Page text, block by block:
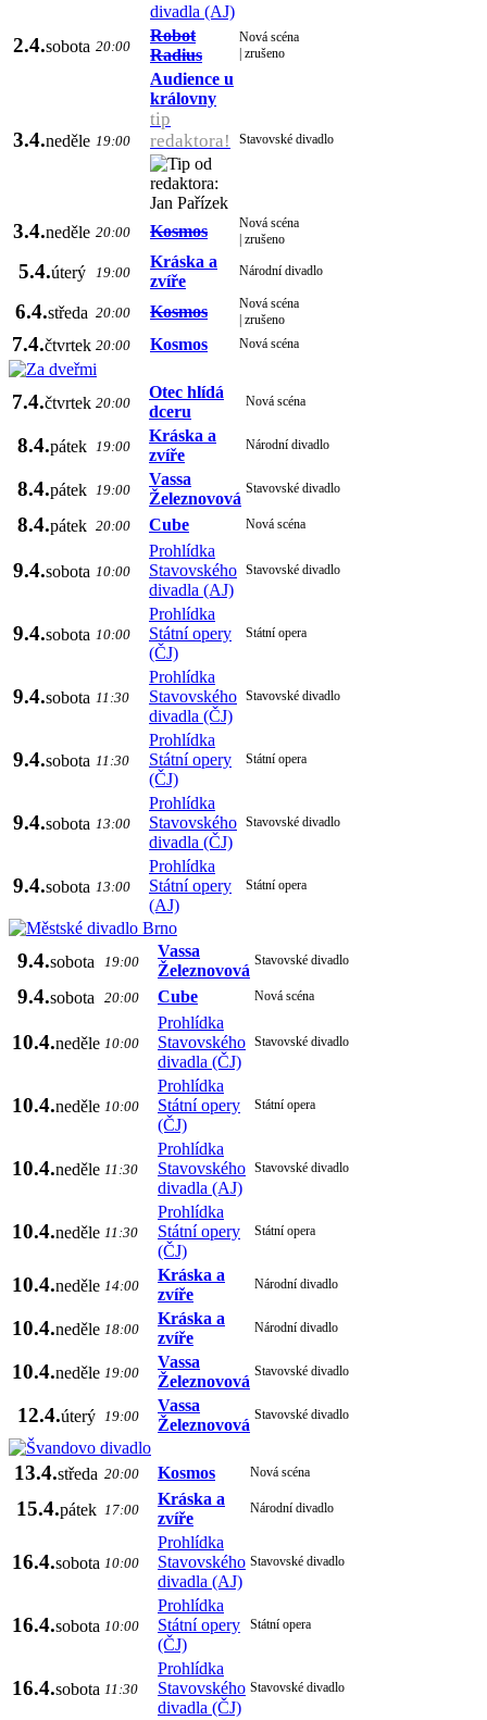
divadla (AJ)
2.4.sobota 20:00
Robot
Radius
Nová scéna
| zrušeno
3.4.neděle 19:00
Audience u
královny
tip
redaktora!
Stavovské divadlo
3.4.neděle 20:00 Kosmos
Nová scéna
| zrušeno
5.4.úterý 19:00
Kráska a
zvíře
Národní divadlo
6.4.středa 20:00 Kosmos
Nová scéna
| zrušeno
7.4.čtvrtek 20:00 Kosmos Nová scéna
7.4.čtvrtek 20:00
Otec hlídá
dceru
Nová scéna
8.4.pátek 19:00
Kráska a
zvíře
Národní divadlo
8.4.pátek 19:00
Vassa
Železnovová
Stavovské divadlo
8.4.pátek 20:00 Cube Nová scéna
9.4.sobota 10:00
Prohlídka
Stavovského
divadla (AJ)
Stavovské divadlo
9.4.sobota 10:00
Prohlídka
Státní opery
(ČJ)
Státní opera
9.4.sobota 11:30
Prohlídka
Stavovského
divadla (ČJ)
Stavovské divadlo
9.4.sobota 11:30
Prohlídka
Státní opery
(ČJ)
Státní opera
9.4.sobota 13:00
Prohlídka
Stavovského
divadla (ČJ)
Stavovské divadlo
9.4.sobota 13:00
Prohlídka
Státní opery
(AJ)
Státní opera
9.4.sobota 19:00
Vassa
Železnovová
Stavovské divadlo
9.4.sobota 20:00 Cube Nová scéna
10.4.neděle 10:00
Prohlídka
Stavovského
divadla (ČJ)
Stavovské divadlo
10.4.neděle 10:00
Prohlídka
Státní opery
(ČJ)
Státní opera
10.4.neděle 11:30
Prohlídka
Stavovského
divadla (AJ)
Stavovské divadlo
10.4.neděle 11:30
Prohlídka
Státní opery
(ČJ)
Státní opera
10.4.neděle 14:00
Kráska a
zvíře
Národní divadlo
10.4.neděle 18:00
Kráska a
zvíře
Národní divadlo
10.4.neděle 19:00
Vassa
Železnovová
Stavovské divadlo
12.4.úterý 19:00
Vassa
Železnovová
Stavovské divadlo
13.4.středa 20:00 Kosmos Nová scéna
15.4.pátek 17:00
Kráska a
zvíře
Národní divadlo
16.4.sobota 10:00
Prohlídka
Stavovského
divadla (AJ)
Stavovské divadlo
16.4.sobota 10:00
Prohlídka
Státní opery
(ČJ)
Státní opera
16.4.sobota 11:30
Prohlídka
Stavovského
divadla (ČJ)
Stavovské divadlo